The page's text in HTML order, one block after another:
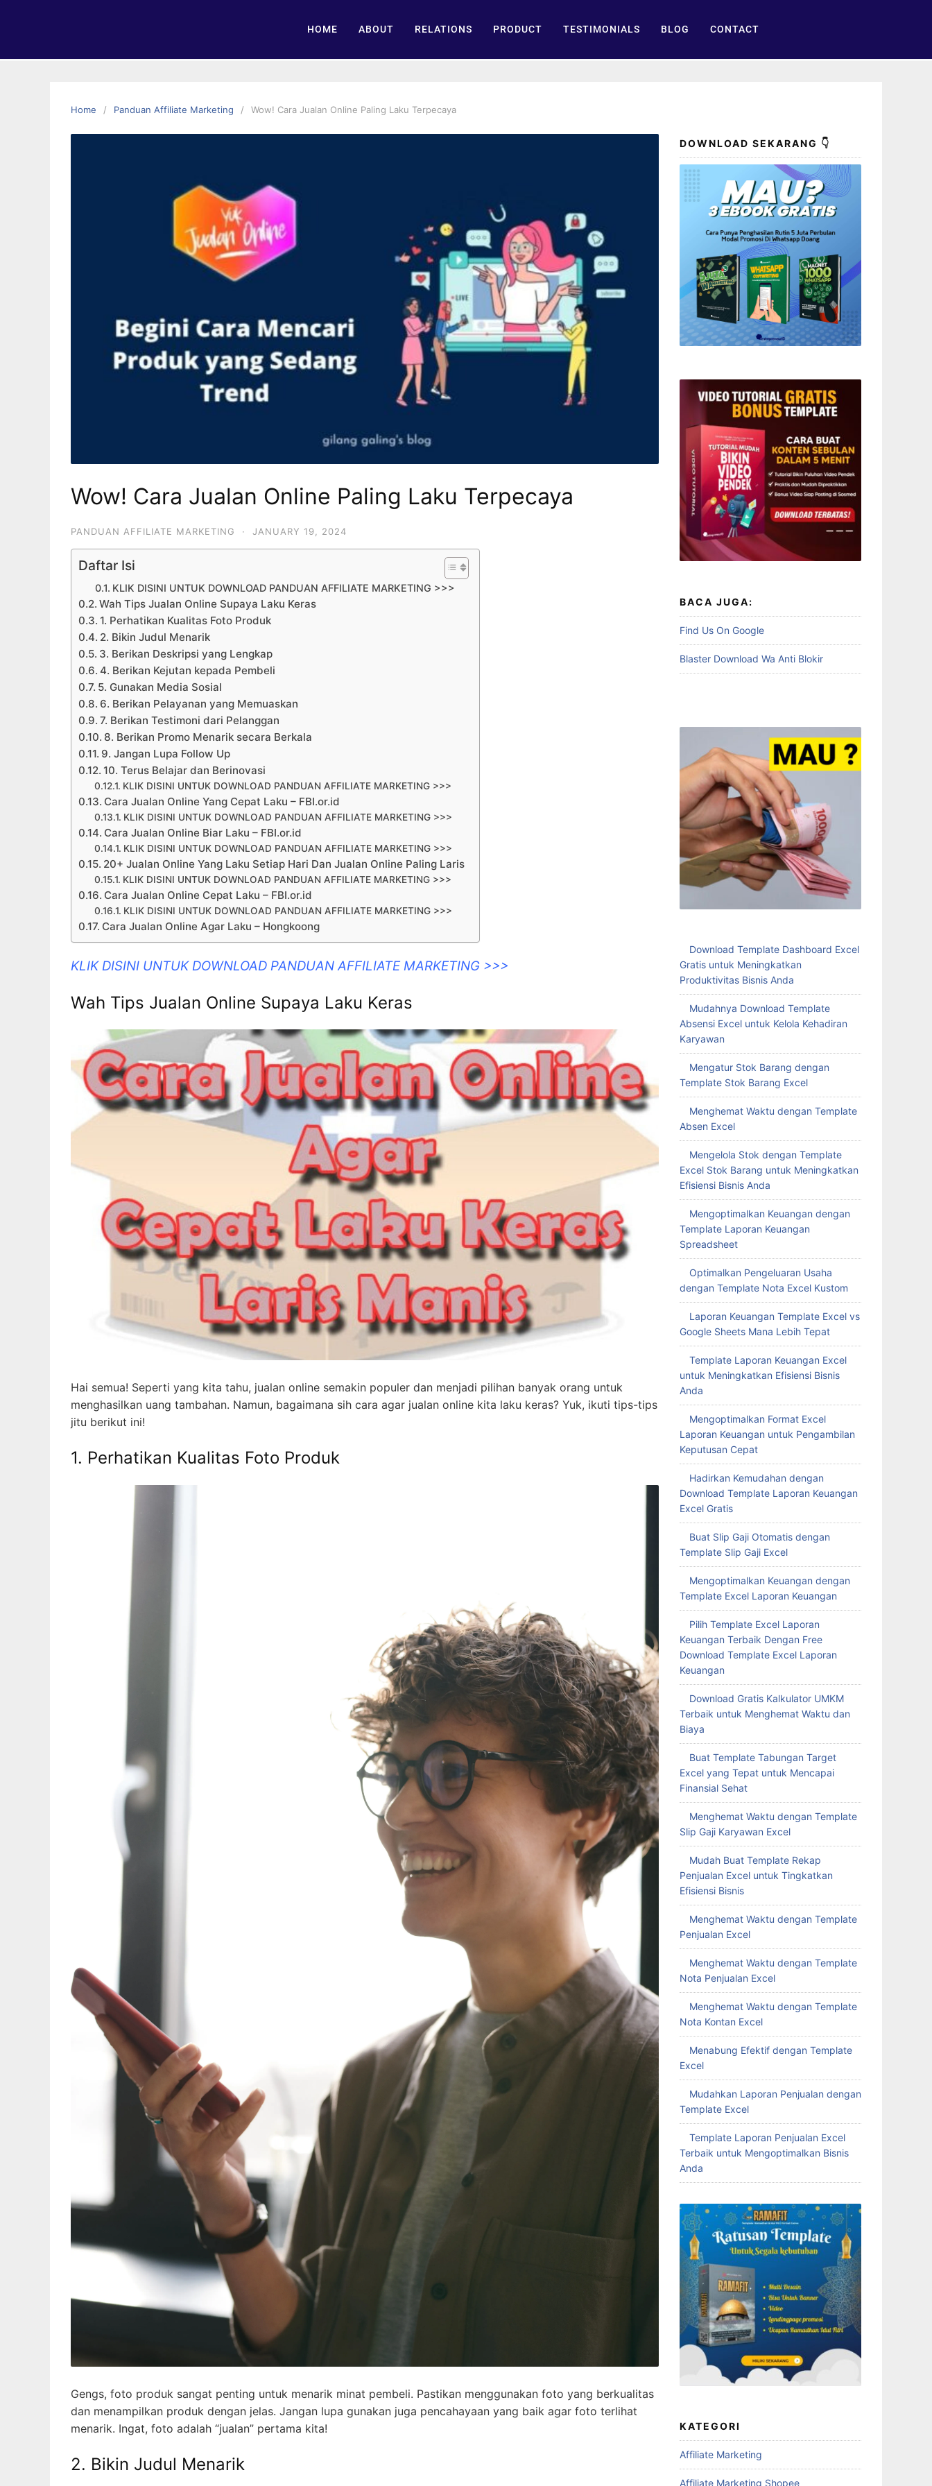
HOME ABOUT RELATIONS PRODUCT TESTIMONIALS BLOG CONTACT
Home Panduan Affiliate Marketing Wow! Cara Jualan Online Paling Laku Terpecaya
Wow! Cara Jualan Online Paling Laku Terpecaya
PANDUAN AFFILIATE MARKETING · JANUARY 19, 2024
Daftar Isi
KLIK DISINI UNTUK DOWNLOAD PANDUAN AFFILIATE MARKETING >>>
Wah Tips Jualan Online Supaya Laku Keras
1. Perhatikan Kualitas Foto Produk
2. Bikin Judul Menarik
3. Berikan Deskripsi yang Lengkap
4. Berikan Kejutan kepada Pembeli
5. Gunakan Media Sosial
6. Berikan Pelayanan yang Memuaskan
7. Berikan Testimoni dari Pelanggan
8. Berikan Promo Menarik secara Berkala
9. Jangan Lupa Follow Up
10. Terus Belajar dan Berinovasi
KLIK DISINI UNTUK DOWNLOAD PANDUAN AFFILIATE MARKETING >>>
Cara Jualan Online Yang Cepat Laku – FBI.or.id
KLIK DISINI UNTUK DOWNLOAD PANDUAN AFFILIATE MARKETING >>>
Cara Jualan Online Biar Laku – FBI.or.id
KLIK DISINI UNTUK DOWNLOAD PANDUAN AFFILIATE MARKETING >>>
20+ Jualan Online Yang Laku Setiap Hari Dan Jualan Online Paling Laris
KLIK DISINI UNTUK DOWNLOAD PANDUAN AFFILIATE MARKETING >>>
Cara Jualan Online Cepat Laku – FBI.or.id
KLIK DISINI UNTUK DOWNLOAD PANDUAN AFFILIATE MARKETING >>>
Cara Jualan Online Agar Laku – Hongkoong
KLIK DISINI UNTUK DOWNLOAD PANDUAN AFFILIATE MARKETING >>>
Wah Tips Jualan Online Supaya Laku Keras
Hai semua! Seperti yang kita tahu, jualan online semakin populer dan menjadi pilihan banyak orang untuk
menghasilkan uang tambahan. Namun, bagaimana sih cara agar jualan online kita laku keras? Yuk, ikuti tips-tips
jitu berikut ini!
1. Perhatikan Kualitas Foto Produk
Gengs, foto produk sangat penting untuk menarik minat pembeli. Pastikan menggunakan foto yang berkualitas
dan menampilkan produk dengan jelas. Jangan lupa gunakan juga pencahayaan yang baik agar foto terlihat
menarik. Ingat, foto adalah “jualan” pertama kita!
2. Bikin Judul Menarik
DOWNLOAD SEKARANG 👇
BACA JUGA:
Find Us On Google
Blaster Download Wa Anti Blokir
Download Template Dashboard Excel
Gratis untuk Meningkatkan
Produktivitas Bisnis Anda
Mudahnya Download Template
Absensi Excel untuk Kelola Kehadiran
Karyawan
Mengatur Stok Barang dengan
Template Stok Barang Excel
Menghemat Waktu dengan Template
Absen Excel
Mengelola Stok dengan Template
Excel Stok Barang untuk Meningkatkan
Efisiensi Bisnis Anda
Mengoptimalkan Keuangan dengan
Template Laporan Keuangan
Spreadsheet
Optimalkan Pengeluaran Usaha
dengan Template Nota Excel Kustom
Laporan Keuangan Template Excel vs
Google Sheets Mana Lebih Tepat
Template Laporan Keuangan Excel
untuk Meningkatkan Efisiensi Bisnis
Anda
Mengoptimalkan Format Excel
Laporan Keuangan untuk Pengambilan
Keputusan Cepat
Hadirkan Kemudahan dengan
Download Template Laporan Keuangan
Excel Gratis
Buat Slip Gaji Otomatis dengan
Template Slip Gaji Excel
Mengoptimalkan Keuangan dengan
Template Excel Laporan Keuangan
Pilih Template Excel Laporan
Keuangan Terbaik Dengan Free
Download Template Excel Laporan
Keuangan
Download Gratis Kalkulator UMKM
Terbaik untuk Menghemat Waktu dan
Biaya
Buat Template Tabungan Target
Excel yang Tepat untuk Mencapai
Finansial Sehat
Menghemat Waktu dengan Template
Slip Gaji Karyawan Excel
Mudah Buat Template Rekap
Penjualan Excel untuk Tingkatkan
Efisiensi Bisnis
Menghemat Waktu dengan Template
Penjualan Excel
Menghemat Waktu dengan Template
Nota Penjualan Excel
Menghemat Waktu dengan Template
Nota Kontan Excel
Menabung Efektif dengan Template
Excel
Mudahkan Laporan Penjualan dengan
Template Excel
Template Laporan Penjualan Excel
Terbaik untuk Mengoptimalkan Bisnis
Anda
KATEGORI
Affiliate Marketing
Affiliate Marketing Shopee